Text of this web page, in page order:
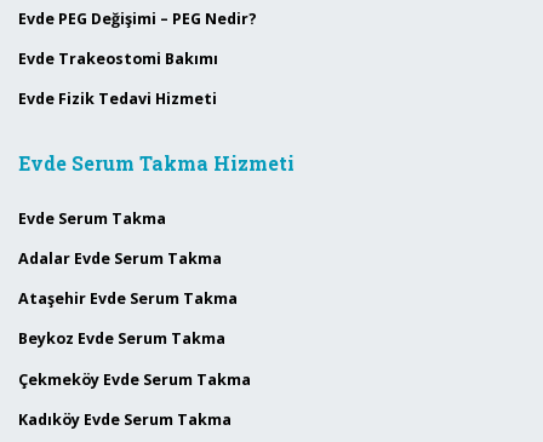
Evde PEG Değişimi – PEG Nedir?
Evde Trakeostomi Bakımı
Evde Fizik Tedavi Hizmeti
Evde Serum Takma Hizmeti
Evde Serum Takma
Adalar Evde Serum Takma
Ataşehir Evde Serum Takma
Beykoz Evde Serum Takma
Çekmeköy Evde Serum Takma
Kadıköy Evde Serum Takma